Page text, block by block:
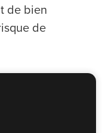
de bien
de